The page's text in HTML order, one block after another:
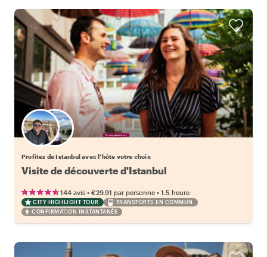
Choisissez votre local favori
Profitez de Istanbul avec l'hôte votre choix
Visite de découverte d'Istanbul
144 avis • €29.91 par personne • 1.5 heure
CITY HIGHLIGHT TOUR
TRANSPORTS EN COMMUN
CONFIRMATION INSTANTANÉE